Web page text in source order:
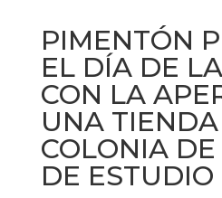
PIMENTÓN
EL DÍA DE
CON LA
UNA
COLONIA
DE ESTUDIO